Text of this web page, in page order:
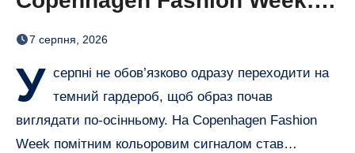
образів, що переводять літо
7 серпня, 2026
У серпні не обов’язково одразу переходити на
темний гардероб, щоб образ почав
виглядати по-осінньому. На Copenhagen Fashion
Week помітним кольоровим сигналом став…